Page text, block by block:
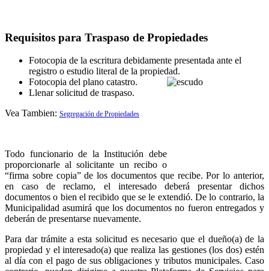
Requisitos para Traspaso de Propiedades
Fotocopia de la escritura debidamente presentada ante el
registro o estudio literal de la propiedad.
Fotocopia del plano catastro.
Llenar solicitud de traspaso.
Vea Tambien: Segregación de Propiedades
Todo funcionario de la Institución debe
proporcionarle al solicitante un recibo o
“firma sobre copia” de los documentos que recibe. Por lo anterior,
en caso de reclamo, el interesado deberá presentar dichos
documentos o bien el recibido que se le extendió. De lo contrario, la
Municipalidad asumirá que los documentos no fueron entregados y
deberán de presentarse nuevamente.
Para dar trámite a esta solicitud es necesario que el dueño(a) de la
propiedad y el interesado(a) que realiza las gestiones (los dos) estén
al día con el pago de sus obligaciones y tributos municipales. Caso